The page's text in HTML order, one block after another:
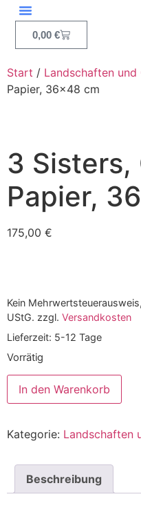
0,00€
Start / Landschaften und
Papier, 36×48 cm
3 Sisters,
Papier,
175,00 €
Kein
UStG. zzgl. Versandkosten
Lieferzeit: 5-12 Tage
Vorrätig
In den Warenkorb
Kategorie: Landschaften
Beschreibung